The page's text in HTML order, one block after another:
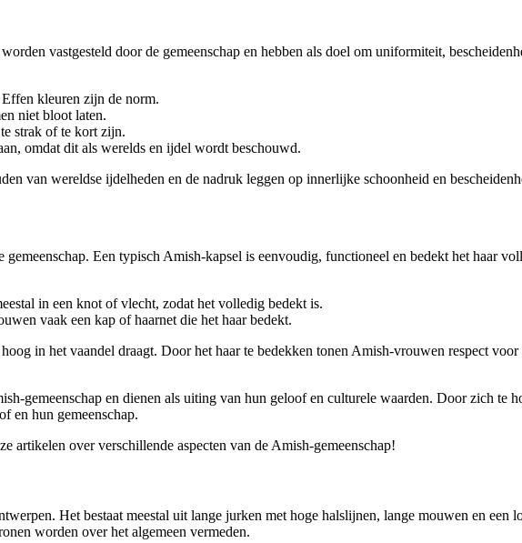
vastgesteld door de gemeenschap en hebben als doel om uniformiteit,
kleuren zijn de norm.
niet bloot laten.
strak of te kort zijn.
omdat dit als werelds en ijdel wordt beschouwd.
van wereldse ijdelheden en de nadruk leggen op innerlijke schoonheid en
Een typisch Amish-kapsel is eenvoudig, functioneel en bedekt het haar
in een knot of vlecht, zodat het volledig bedekt is.
vaak een kap of haarnet die het haar bedekt.
in het vaandel draagt. Door het haar te bedekken tonen Amish-vrouwen respect
gemeenschap en dienen als uiting van hun geloof en culturele waarden. Door zich te
en hun gemeenschap.
over verschillende aspecten van de Amish-gemeenschap!
Het bestaat meestal uit lange jurken met hoge halslijnen, lange mouwen en een
worden over het algemeen vermeden.